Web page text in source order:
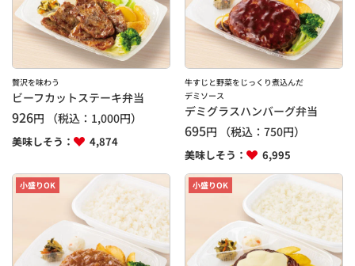
贅沢を味わう
ビーフカットステーキ弁当
926円 （税込： 1,000円）
美味しそう： 4,874
牛すじと野菜をじっくり煮込んだ
デミソース
デミグラスハンバーグ弁当
695円 （税込：750円）
美味しそう： 6,995
小盛りOK 小盛りOK